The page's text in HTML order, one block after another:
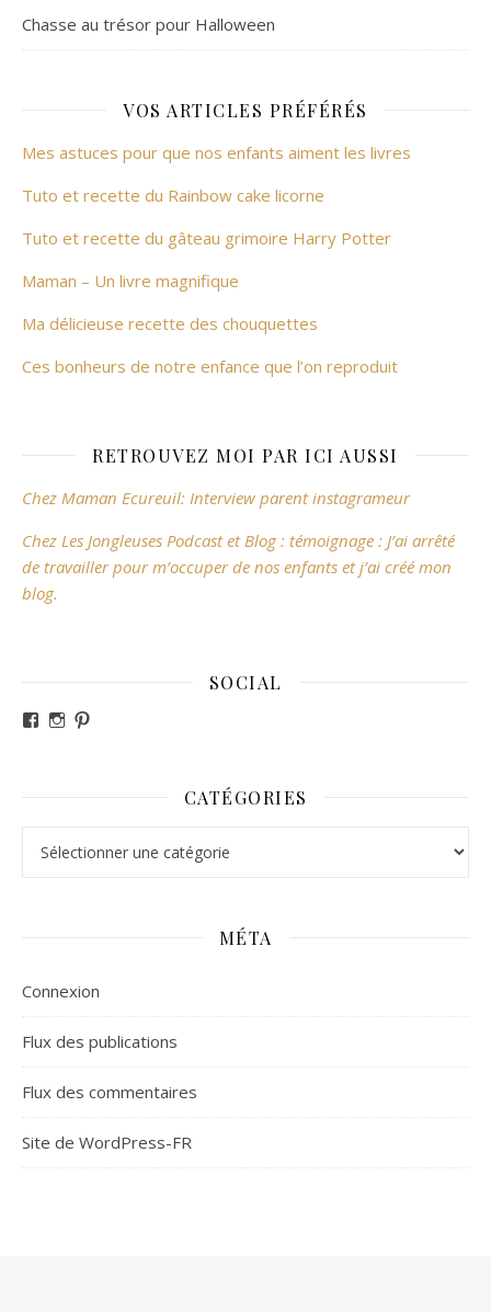
Chasse au trésor pour Halloween
VOS ARTICLES PRÉFÉRÉS
Mes astuces pour que nos enfants aiment les livres
Tuto et recette du Rainbow cake licorne
Tuto et recette du gâteau grimoire Harry Potter
Maman – Un livre magnifique
Ma délicieuse recette des chouquettes
Ces bonheurs de notre enfance que l’on reproduit
RETROUVEZ MOI PAR ICI AUSSI
Chez Maman Ecureuil: Interview parent instagrameur
Chez Les Jongleuses Podcast et Blog : témoignage : J’ai arrêté
de travailler pour m’occuper de nos enfants et j’ai créé mon
blog.
SOCIAL
Voir le profil de revesdefripouilles sur Facebook
Voir le profil de claire_revesdefripouilles sur
CATÉGORIES
MÉTA
Connexion
Flux des publications
Flux des commentaires
Site de WordPress-FR